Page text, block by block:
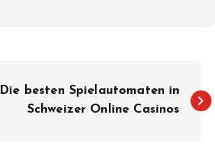
Die besten Spielautomaten in
Schweizer Online Casinos